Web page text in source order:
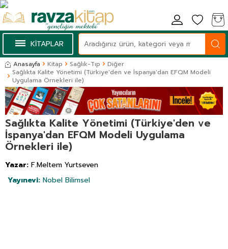
KİTAPLAR
Anasayfa Kitap Sağlık-Tıp
Diğer
Sağlıkta Kalite Yönetimi (Türkiye'den ve İspanya'dan EFQM Modeli
Uygulama Örnekleri ile)
Sağlıkta Kalite Yönetimi (Türkiye'den ve
İspanya'dan EFQM Modeli Uygulama
Örnekleri ile)
Yazar: F.Meltem Yurtseven
Yayınevi: Nobel Bilimsel